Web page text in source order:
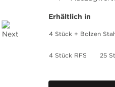
Erhältlich in
4 Stück + Bolzen
4 Stück RFS 25